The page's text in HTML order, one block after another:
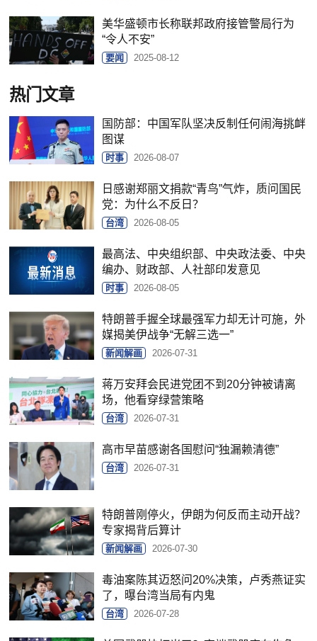
美华盛顿市长称联邦政府接管警局行为
“令人不安”
要闻 2025-08-12
热门文章
国防部：中国军队坚决反制任何闹海挑衅
图谋
时事 2026-08-07
日感谢郑丽文捐款“青鸟”气炸，质问国民
党：为什么不反日？
台湾 2026-08-05
最高法、中央组织部、中央政法委、中央
编办、财政部、人社部印发意见
时事 2026-08-05
特朗普手握全球最强军力却无计可施，外
媒揭美伊战争“无解三选一”
新闻解画 2026-07-31
蒋万安拜会民进党团不到20分钟被请离
场，他看穿绿营策略
台湾 2026-07-31
高市早苗感谢各国慰问“独漏赖清德”
台湾 2026-07-31
特朗普刚停火，伊朗为何反而主动开战？
专家揭背后算计
新闻解画 2026-07-30
毒油案陈其迈怒问20%决策，卢秀燕证实
了，曝台湾当局有内鬼
台湾 2026-07-28